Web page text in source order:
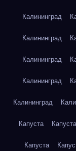
Калининград
Калининград
Калининград
Калининград
Калининград
Капуста Капуста
Капуста